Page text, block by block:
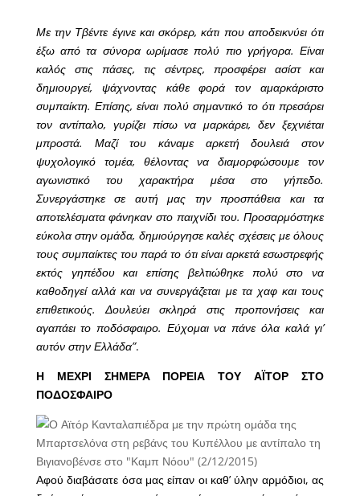
Με την Τβέντε έγινε και σκόρερ, κάτι που αποδεικνύει ότι
έξω από τα σύνορα ωρίμασε πολύ πιο γρήγορα. Είναι
καλός στις πάσες, τις σέντρες, προσφέρει ασίστ και
δημιουργεί, ψάχνοντας κάθε φορά τον αμαρκάριστο
συμπαίκτη. Επίσης, είναι πολύ σημαντικό το ότι πρεσάρει
τον αντίπαλο, γυρίζει πίσω να μαρκάρει, δεν ξεχνιέται
μπροστά. Μαζί του κάναμε αρκετή δουλειά στον
ψυχολογικό τομέα, θέλοντας να διαμορφώσουμε τον
αγωνιστικό του χαρακτήρα μέσα στο γήπεδο.
Συνεργάστηκε σε αυτή μας την προσπάθεια και τα
αποτελέσματα φάνηκαν στο παιχνίδι του. Προσαρμόστηκε
εύκολα στην ομάδα, δημιούργησε καλές σχέσεις με όλους
τους συμπαίκτες του παρά το ότι είναι αρκετά εσωστρεφής
εκτός γηπέδου και επίσης βελτιώθηκε πολύ στο να
καθοδηγεί αλλά και να συνεργάζεται με τα χαφ και τους
επιθετικούς. Δουλεύει σκληρά στις προπονήσεις και
αγαπάει το ποδόσφαιρο. Εύχομαι να πάνε όλα καλά γι’
αυτόν στην Ελλάδα”.
Η ΜΕΧΡΙ ΣΗΜΕΡΑ ΠΟΡΕΙΑ ΤΟΥ ΑΪΤΟΡ ΣΤΟ
ΠΟΔΟΣΦΑΙΡΟ
Αφού διαβάσατε όσα μας είπαν οι καθ’ ύλην αρμόδιοι, ας